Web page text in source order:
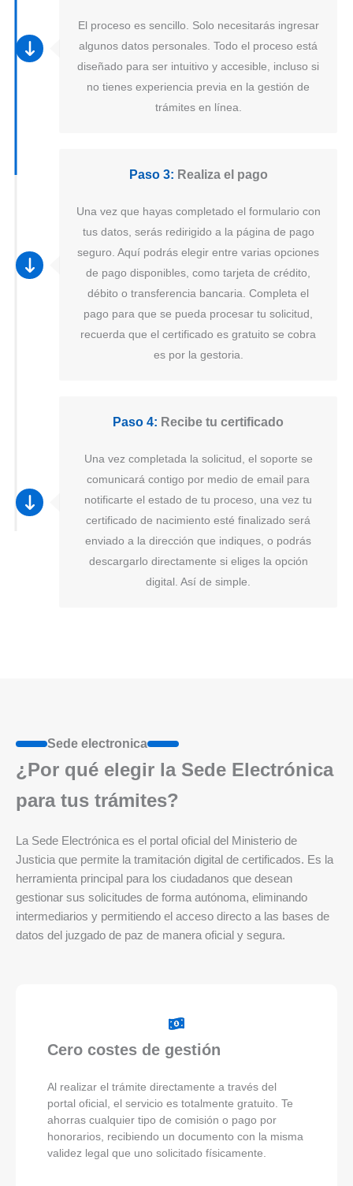
El proceso es sencillo. Solo necesitarás ingresar
algunos datos personales. Todo el proceso está
diseñado para ser intuitivo y accesible, incluso si
no tienes experiencia previa en la gestión de
trámites en línea.
Paso 3: Realiza el pago
Una vez que hayas completado el formulario con
tus datos, serás redirigido a la página de pago
seguro. Aquí podrás elegir entre varias opciones
de pago disponibles, como tarjeta de crédito,
débito o transferencia bancaria. Completa el
pago para que se pueda procesar tu solicitud,
recuerda que el certificado es gratuito se cobra
es por la gestoria.
Paso 4: Recibe tu certificado
Una vez completada la solicitud, el soporte se
comunicará contigo por medio de email para
notificarte el estado de tu proceso, una vez tu
certificado de nacimiento esté finalizado será
enviado a la dirección que indiques, o podrás
descargarlo directamente si eliges la opción
digital. Así de simple.
Sede electronica
¿Por qué elegir la Sede Electrónica
para tus trámites?
La Sede Electrónica es el portal oficial del Ministerio de
Justicia que permite la tramitación digital de certificados. Es la
herramienta principal para los ciudadanos que desean
gestionar sus solicitudes de forma autónoma, eliminando
intermediarios y permitiendo el acceso directo a las bases de
datos del juzgado de paz de manera oficial y segura.
Cero costes de gestión
Al realizar el trámite directamente a través del
portal oficial, el servicio es totalmente gratuito. Te
ahorras cualquier tipo de comisión o pago por
honorarios, recibiendo un documento con la misma
validez legal que uno solicitado físicamente.